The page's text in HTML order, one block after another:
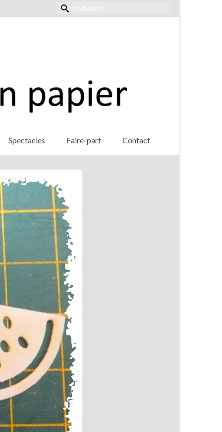
Rechercher :
Spectacles Faire-part Contact